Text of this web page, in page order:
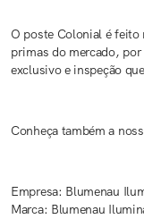
O poste Colonial é feito
primas do mercado,
exclusivo e inspeção
Conheça também a
Empresa: Blumenau
Marca: Blumenau